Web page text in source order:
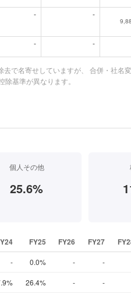
- -
- -
で名寄せしていますが、 合併・社名
基準が異なります。
個人その他
25.6%
FY25 FY26 FY27
- 0.0% - -
26.4% - -